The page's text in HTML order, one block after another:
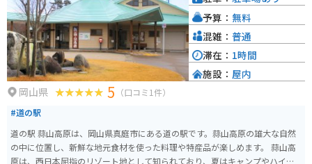
れる名湯です。湯冷めしにくいのが特徴で、飲泉もできます。周辺には温泉宿
が軒を連ねており、日帰り入浴可能な施設も多いです。温泉街には、国の重
要伝統的建造物群保存地区に選定されているエリアもあり、散策も楽しめま
す。名産品としては、作州絣や木杓子などが知られています。
岡山県 5 （口コミ1件）
#道の駅
道の駅 蒜山高原は、岡山県真庭市にある道の駅です。蒜山高原の雄大な自然
の中に位置し、新鮮な地元食材を使った料理や特産品が楽しめます。 蒜山高
原は、西日本屈指のリゾート地として知られており、夏はキャンプやハイキ
予算： 無料
混雑： 普通
滞在： 1時間
施設： 屋内